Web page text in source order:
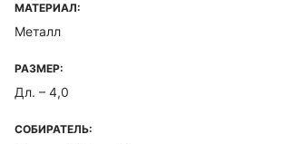
МАТЕРИАЛ:
Металл
РАЗМЕР:
Дл. – 4,0
СОБИРАТЕЛЬ: